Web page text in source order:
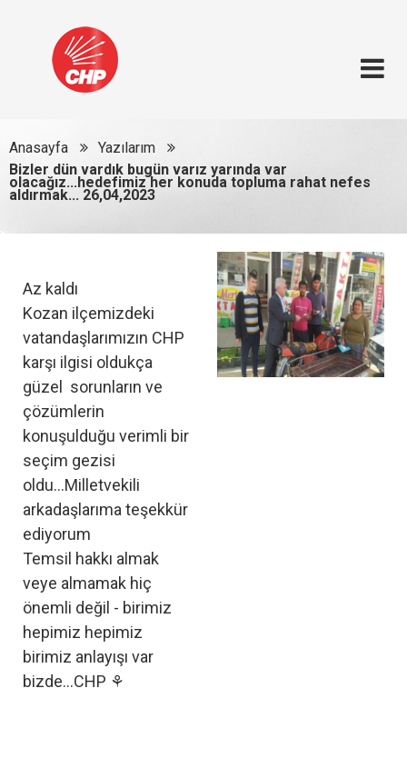
Anasayfa
Yazılarım
Bizler dün vardık bugün varız yarında var
olacağız...hedefimiz her konuda topluma rahat nefes
aldırmak... 26,04,2023
Az kaldı
Kozan ilçemizdeki
vatandaşlarımızın CHP
karşı ilgisi oldukça
güzel sorunların ve
çözümlerin
konuşulduğu verimli bir
seçim gezisi
oldu...Milletvekili
arkadaşlarıma teşekkür
ediyorum
Temsil hakkı almak
veye almamak hiç
önemli değil - birimiz
hepimiz hepimiz
birimiz anlayışı var
bizde...CHP ⚘️